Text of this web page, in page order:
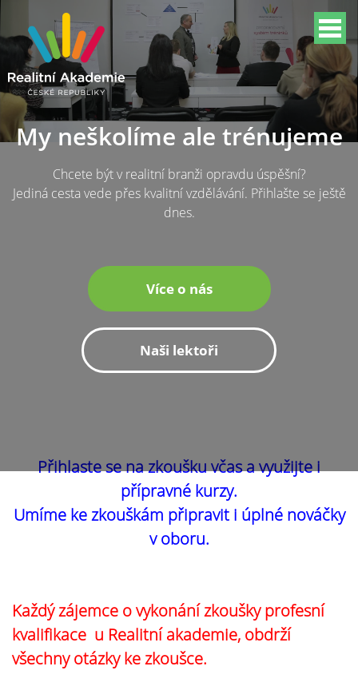
My neškolíme ale trénujeme
Chcete být v realitní branži opravdu úspěšní?
Jediná cesta vede přes kvalitní vzdělávání. Přihlašte se ještě
dnes.
Více o nás
Naši lektoři
Přihlaste se na zkoušku včas a využijte i
přípravné kurzy.
Umíme ke zkouškám připravit i úplné nováčky
v oboru.
Každý zájemce o vykonání zkoušky profesní
kvalifikace u Realitní akademie, obdrží
všechny otázky ke zkoušce.